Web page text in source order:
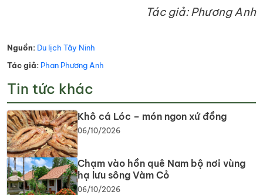
Tác giả: Phương Anh
Nguồn: Du lịch Tây Ninh
Tác giả: Phan Phương Anh
Tin tức khác
Khô cá Lóc – món ngon xứ đồng
06/10/2026
Chạm vào hồn quê Nam bộ nơi vùng
hạ lưu sông Vàm Cỏ
06/10/2026